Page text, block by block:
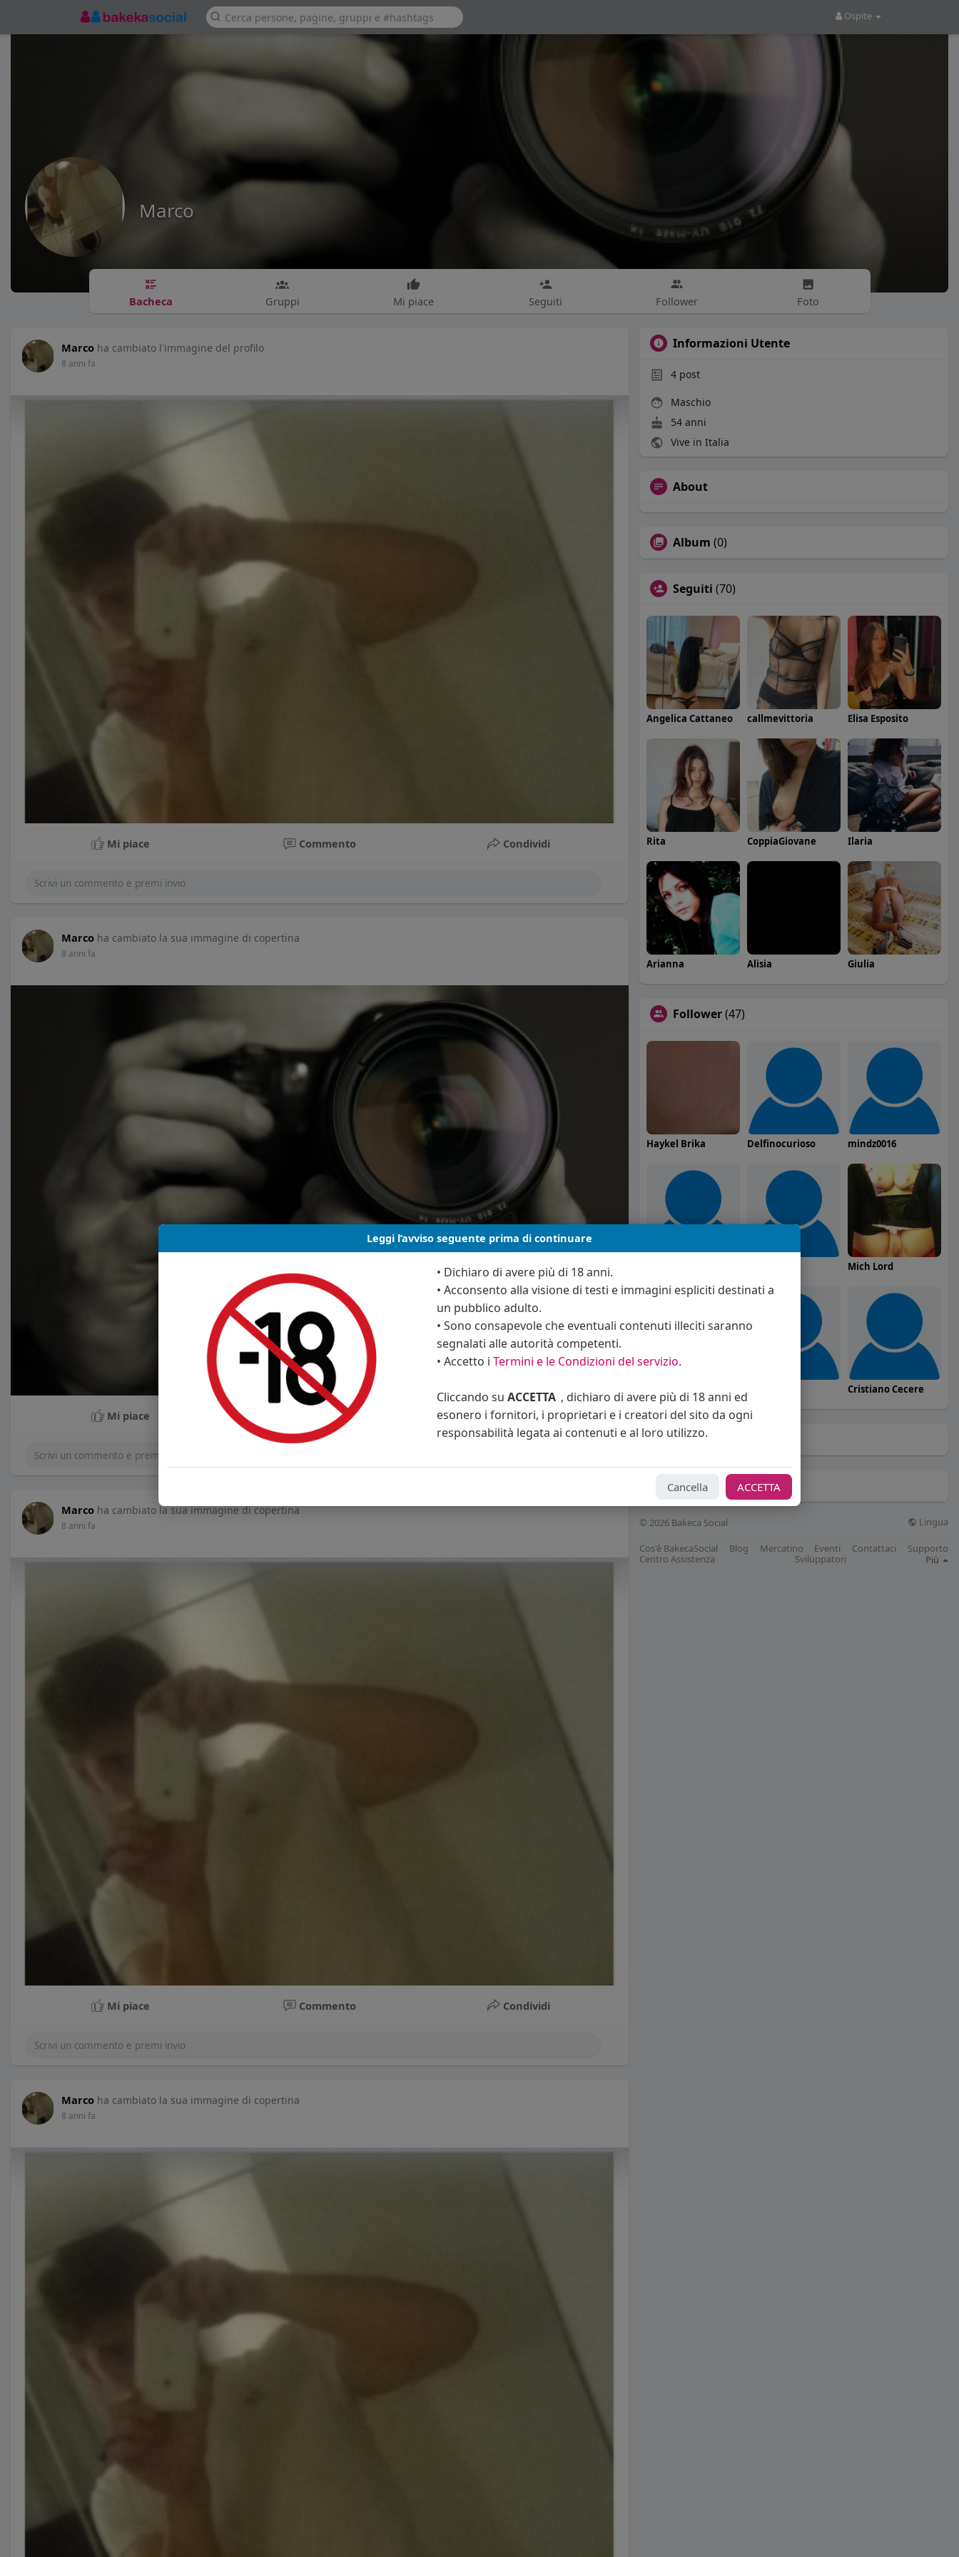
Ospite
Marco
Bacheca Gruppi Mi piace Seguiti Follower Foto
Marco ha cambiato l'immagine del profilo
8 anni fa
Mi piace Commento Condividi
Marco ha cambiato la sua immagine di copertina
8 anni fa
Mi piace Commento Condividi
Marco ha cambiato la sua immagine di copertina
8 anni fa
Mi piace Commento Condividi
Marco ha cambiato la sua immagine di copertina
8 anni fa
Informazioni Utente
4 post
Maschio
54 anni
Vive in Italia
About
Album (0)
Seguiti (70)
Angelica Cattaneo callmevittoria Elisa Esposito
Rita CoppiaGiovane Ilaria
Arianna Alisia Giulia
Follower(47)
Haykel Brika Delfinocurioso mindz0016
Mich Lord
gomma76 Cristiano Cecere
Mi piace
Gruppi
© 2026 Bakeca Social Lingua
Cos'è BakecaSocial Blog Mercatino Eventi Contattaci
Supporto
Centro Assistenza
Sviluppatori Più
Leggi l’avviso seguente prima di continuare
• Dichiaro di avere più di 18 anni.
• Acconsento alla visione di testi e immagini espliciti destinati a
un pubblico adulto.
• Sono consapevole che eventuali contenuti illeciti saranno
segnalati alle autorità competenti.
• Accetto i Termini e le Condizioni del servizio.
Cliccando su ACCETTA , dichiaro di avere più di 18 anni ed
esonero i fornitori, i proprietari e i creatori del sito da ogni
responsabilità legata ai contenuti e al loro utilizzo.
Cancella ACCETTA